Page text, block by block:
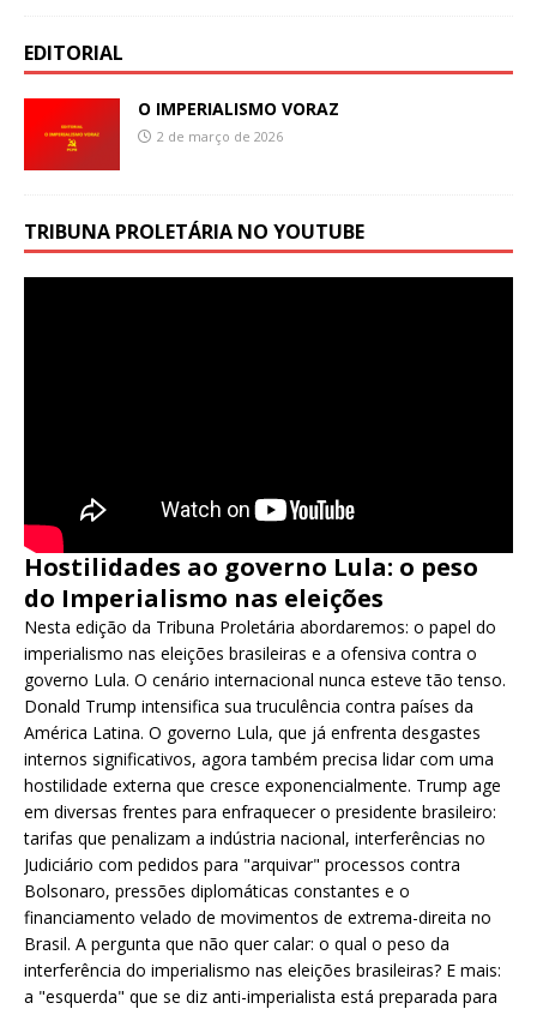
EDITORIAL
O IMPERIALISMO VORAZ
2 de março de 2026
TRIBUNA PROLETÁRIA NO YOUTUBE
Hostilidades ao governo Lula: o peso
do Imperialismo nas eleições
Nesta edição da Tribuna Proletária abordaremos: o papel do
imperialismo nas eleições brasileiras e a ofensiva contra o
governo Lula. O cenário internacional nunca esteve tão tenso.
Donald Trump intensifica sua truculência contra países da
América Latina. O governo Lula, que já enfrenta desgastes
internos significativos, agora também precisa lidar com uma
hostilidade externa que cresce exponencialmente. Trump age
em diversas frentes para enfraquecer o presidente brasileiro:
tarifas que penalizam a indústria nacional, interferências no
Judiciário com pedidos para "arquivar" processos contra
Bolsonaro, pressões diplomáticas constantes e o
financiamento velado de movimentos de extrema-direita no
Brasil. A pergunta que não quer calar: o qual o peso da
interferência do imperialismo nas eleições brasileiras? E mais:
a "esquerda" que se diz anti-imperialista está preparada para